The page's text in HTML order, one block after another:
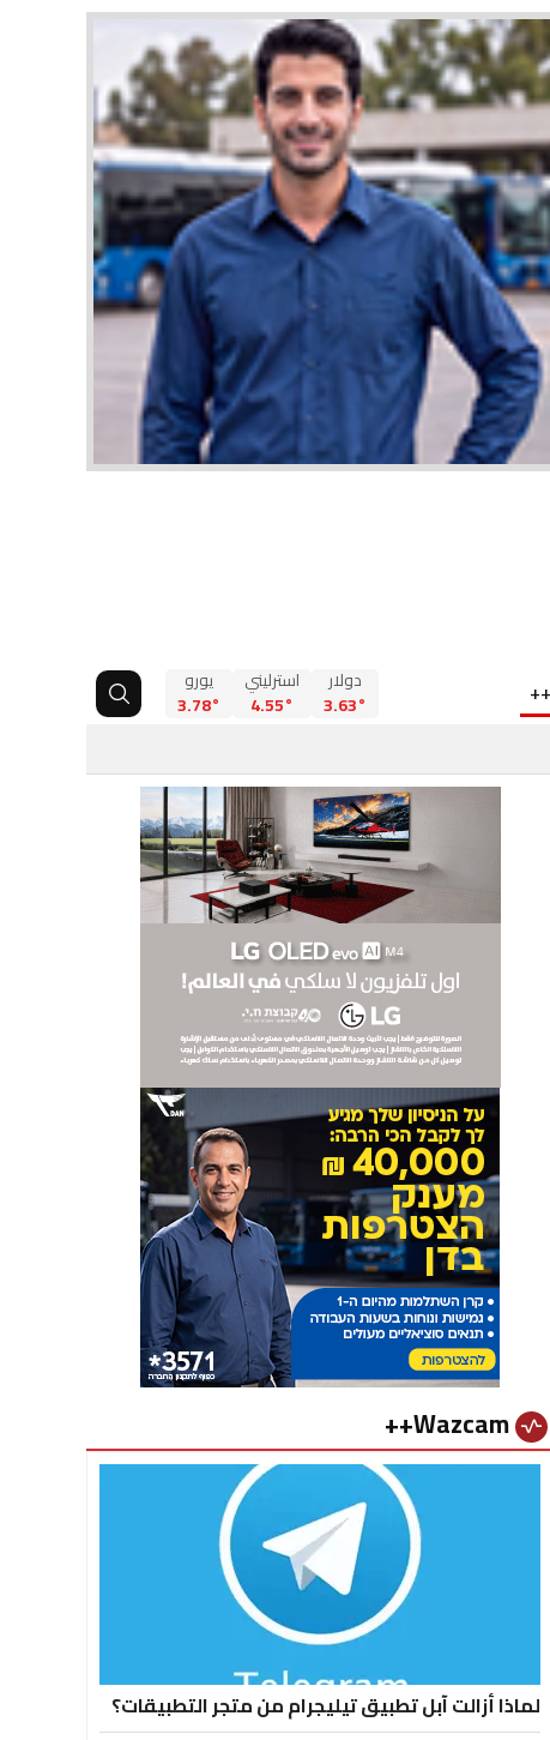
دولار
3.63°
استرليني
4.55°
يورو
3.78°
vital_signs
لماذا أزالت آبل تطبيق تيليجرام من متجر التطبيقات؟